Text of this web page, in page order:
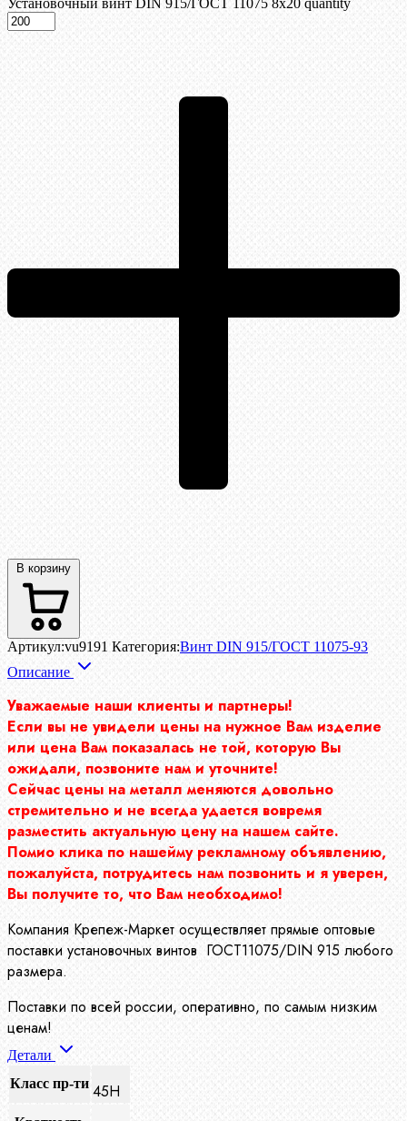
Установочный винт DIN 915/ГОСТ 11075 8х20 quantity
В корзину
Артикул:vu9191 Категория:Винт DIN 915/ГОСТ 11075-93
Описание
Уважаемые наши клиенты и партнеры!
Если вы не увидели цены на нужное Вам изделие
или цена Вам показалась не той, которую Вы
ожидали, позвоните нам и уточните!
Сейчас цены на металл меняются довольно
стремительно и не всегда удается вовремя
разместить актуальную цену на нашем сайте.
Помио клика по нашейму рекламному объявлению,
пожалуйста, потрудитесь нам позвонить и я уверен,
Вы получите то, что Вам необходимо!
Компания Крепеж-Маркет осуществляет прямые оптовые
поставки установочных винтов ГОСТ11075/DIN 915 любого
размера.
Поставки по всей россии, оперативно, по самым низким
ценам!
Детали
Класс пр-ти 45Н